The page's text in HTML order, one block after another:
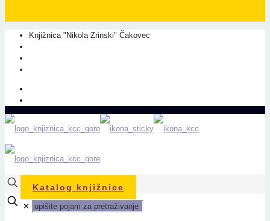
Knjižnica "Nikola Zrinski" Čakovec
Katalog knjižnice
✕